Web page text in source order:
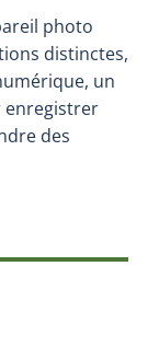
photo
distinctes,
un
enregistrer
des